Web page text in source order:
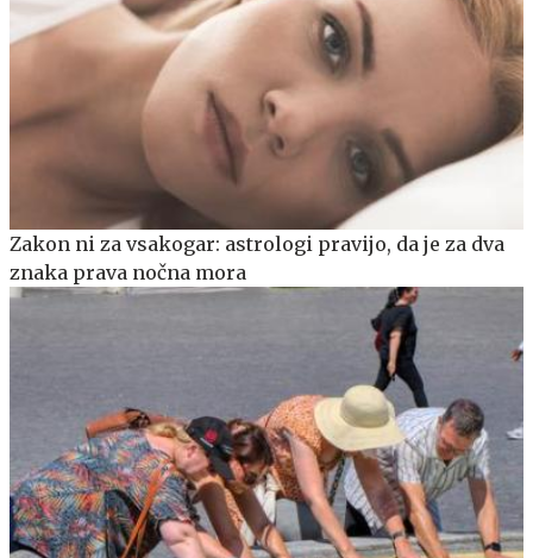
Zakon ni za vsakogar: astrologi pravijo, da je za dva
znaka prava nočna mora